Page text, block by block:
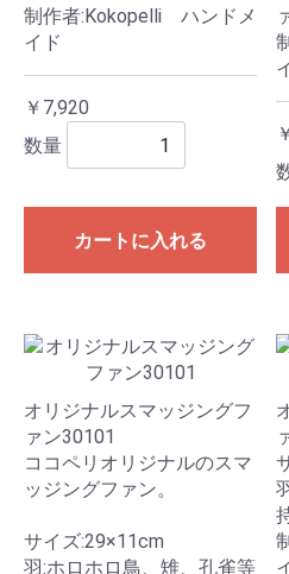
制作者:Kokopelli ハンドメ
イド
￥7,920
数量
カートに入れる
オリジナルスマッジングフ
ァン30101
ココペリオリジナルのスマ
ッジングファン。
サイズ:29×11cm
羽:ホロホロ鳥、雉、孔雀等